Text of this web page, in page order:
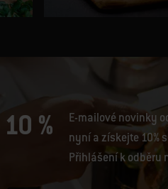
%
E-mailové novinky
nyní a získejte 10%
Přihlášení k